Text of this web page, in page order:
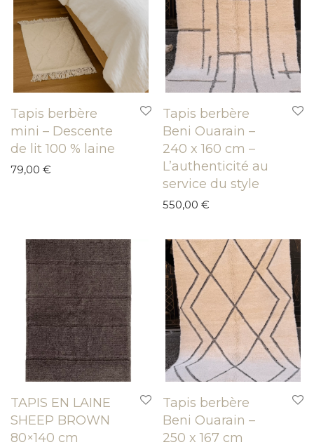
Tapis berbère
mini – Descente
de lit 100 % laine
79,00 €
Tapis berbère
Beni Ouarain –
240 x 160 cm –
L’authenticité au
service du style
550,00 €
TAPIS EN LAINE
SHEEP BROWN
80×140 cm
Tapis berbère
Beni Ouarain –
250 x 167 cm